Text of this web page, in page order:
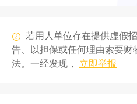
若用人单位存在提供虚假
告、以担保或任何理由索要财
法。一经发现，
立即举报